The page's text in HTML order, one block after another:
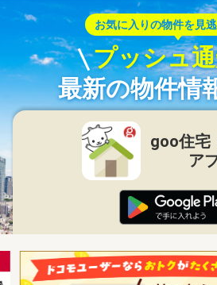
お気に入りの物件を見
プッシュ
最新の物件情
goo住宅
ア